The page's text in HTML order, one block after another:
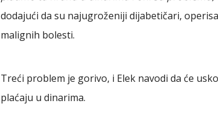
dodajući da su najugroženiji dijabetičari,
malignih bolesti.
Treći problem je gorivo, i Elek navodi da će
plaćaju u dinarima.